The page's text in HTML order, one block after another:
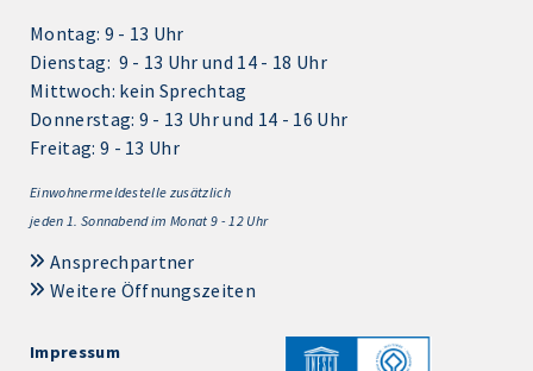
Montag: 9 - 13 Uhr
Dienstag: 9 - 13 Uhr und 14 - 18 Uhr
Mittwoch: kein Sprechtag
Donnerstag: 9 - 13 Uhr und 14 - 16 Uhr
Freitag: 9 - 13 Uhr
Einwohnermeldestelle zusätzlich
jeden 1. Sonnabend im Monat 9 - 12 Uhr
Ansprechpartner
Weitere Öffnungszeiten
Impressum